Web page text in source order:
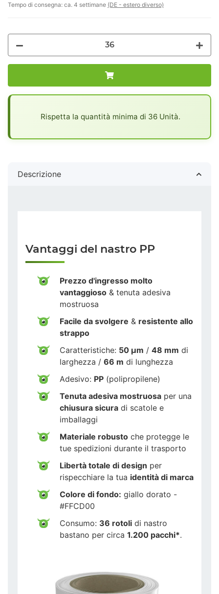
Tempo di consegna: ca. 4 settimane (DE - estero diverso)
Rispetta la quantità minima di 36 Unità.
Descrizione
Vantaggi del nastro PP
Prezzo d'ingresso molto
vantaggioso & tenuta adesiva
mostruosa
Facile da svolgere & resistente allo
strappo
Caratteristiche: 50 µm / 48 mm di
larghezza / 66 m di lunghezza
Adesivo: PP (polipropilene)
Tenuta adesiva mostruosa per una
chiusura sicura di scatole e
imballaggi
Materiale robusto che protegge le
tue spedizioni durante il trasporto
Libertà totale di design per
rispecchiare la tua identità di marca
Colore di fondo: giallo dorato -
#FFCD00
Consumo: 36 rotoli di nastro
bastano per circa 1.200 pacchi*.